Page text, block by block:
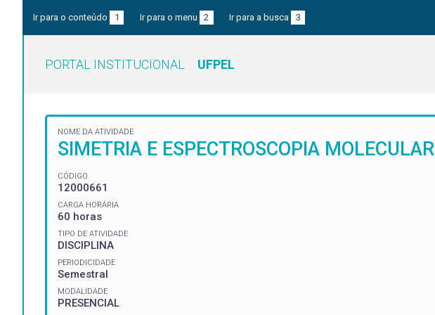
Ir para o conteúdo 1 Ir para o menu 2 Ir para a busca 3
PORTAL INSTITUCIONAL UFPEL
NOME DA ATIVIDADE
SIMETRIA E ESPECTROSCOPIA MOLECULAR
CÓDIGO
12000661
CARGA HORÁRIA
60 horas
TIPO DE ATIVIDADE
DISCIPLINA
PERIODICIDADE
Semestral
MODALIDADE
PRESENCIAL